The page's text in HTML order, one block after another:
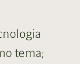
tema;